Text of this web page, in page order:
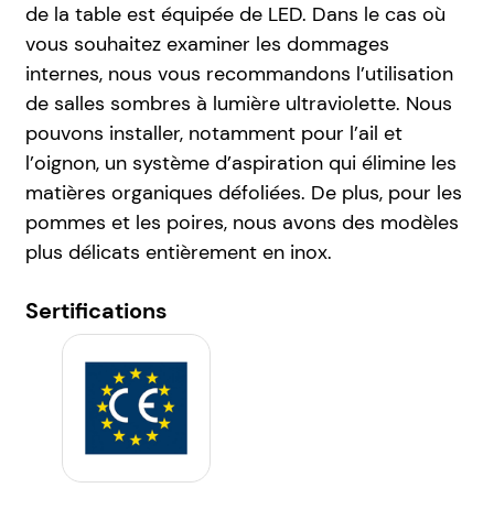
de la table est équipée de LED. Dans le cas où
vous souhaitez examiner les dommages
internes, nous vous recommandons l’utilisation
de salles sombres à lumière ultraviolette. Nous
pouvons installer, notamment pour l’ail et
l’oignon, un système d’aspiration qui élimine les
matières organiques défoliées. De plus, pour les
pommes et les poires, nous avons des modèles
plus délicats entièrement en inox.
Sertifications